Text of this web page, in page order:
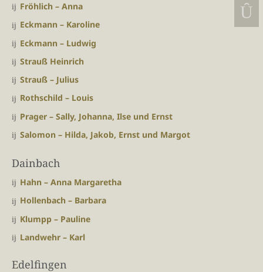
Fröhlich – Anna
Eckmann – Karoline
Eckmann – Ludwig
Strauß Heinrich
Strauß – Julius
Rothschild – Louis
Prager – Sally, Johanna, Ilse und Ernst
Salomon – Hilda, Jakob, Ernst und Margot
Dainbach
Hahn – Anna Margaretha
Hollenbach – Barbara
Klumpp – Pauline
Landwehr – Karl
Edelfingen